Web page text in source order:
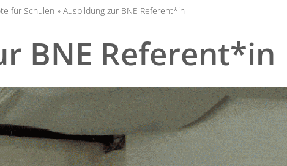
für Schulen » Ausbildung zur BNE Referent*in
BNE Referent*in